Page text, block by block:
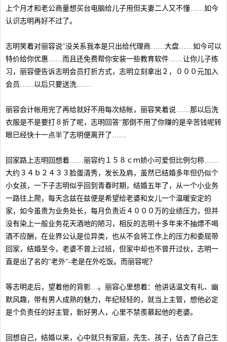
上个月才和老公商量想买台电脑给儿子用但夫妻二人又不懂……如今
认识志明再好不过了。
志明笑着对丽容说"没关系我本是只出给代理商……大盘……如今可以
特价给你优惠……而且还免费帮你安装一些教育软件……让你儿子练
习，丽容便告诉志明会员打折方式，志明立刻拿出２，０００元加入
会员……以后只要送洗……
丽容会计帐用完了再给就好不用每次结帐，丽容笑着说……那以后洗
衣服是不是要打８折了呢，志明回答"那倒不用了你赚的是辛苦钱呢转
眼已经快十一点半了志明便离开了……
回家路上志明回想着……丽容约１５８ｃｍ娇小可爱但比例匀称……
大约３４ｂ２４３３脸蛋清秀，发长及肩，虽然已结婚多年但仍似个
小女孩，一下子志明似乎回到青春时期，结婚五年了，从一个小业务
一路往上爬，每天念兹在兹便是希望给老婆和女儿一个温暖安定的
家，如今虽贵为业务处长，每月负责近４０００万的业绩压力，但并
没有染上一般业务花天酒地的陋习，相反的志明十多年来不抽熛不喝
酒不应酬，在业界公认是位异类，也从不会将工作上的压力和委屈带
回家，结婚至今，老婆不曾上过班，但家中却也不曾开过伙，志明一
直是出了名的"老外"-老是在外吃饭。而丽容呢？
等志明走后，望着他的背影…。丽容心里想着：他讲话温文有礼、幽
默风趣，带有男人成熟的魅力，年纪轻轻的，就当上主管，想他必定
是个负责任的好主管，新好男人，心里不禁羨慕起他的老婆。
回想自己，结婚以来，心中就只有家庭，先生、孩子，佔去了自己生